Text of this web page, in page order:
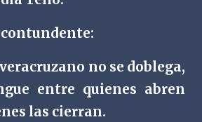
contundente:
no se doblega,
entre quienes abren
las cierran.